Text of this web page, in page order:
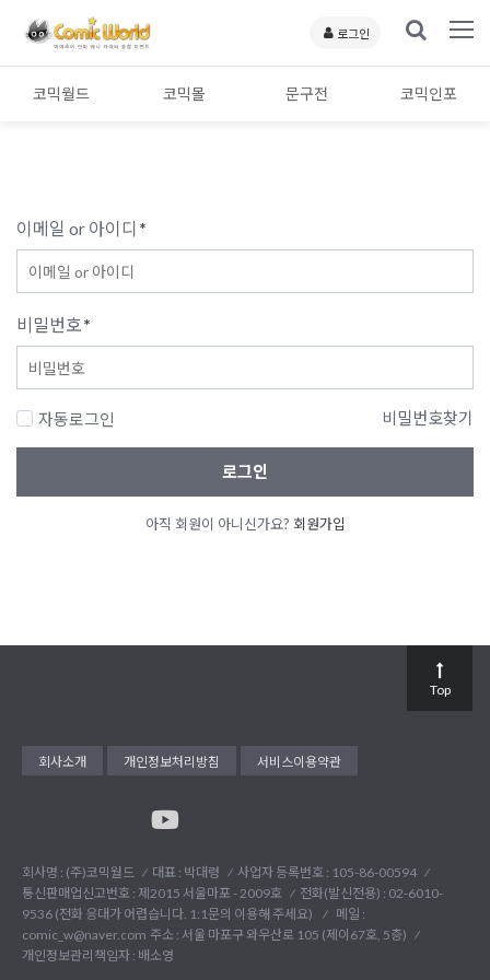
로그인
코믹월드 코믹몰 문구전 코믹인포
이메일 or 아이디 *
비밀번호*
자동로그인 비밀번호찾기
로그인
아직 회원이 아니신가요? 회원가입
회사소개 개인정보처리방침 서비스이용약관
회사명 : (주)코믹월드 대표 : 박대령
사업자 등록번호 : 105-86-00594
통신판매업신고번호 : 제2015 서울마포 - 2009호
전화(발신전용) : 02-6010-
9536 (전화 응대가 어렵습니다. 1:1문의 이용해 주세요)
메일 :
comic_w@naver.com 주소 : 서울 마포구 와우산로 105 (제이67호, 5층)
개인정보관리책임자 : 배소영
Top